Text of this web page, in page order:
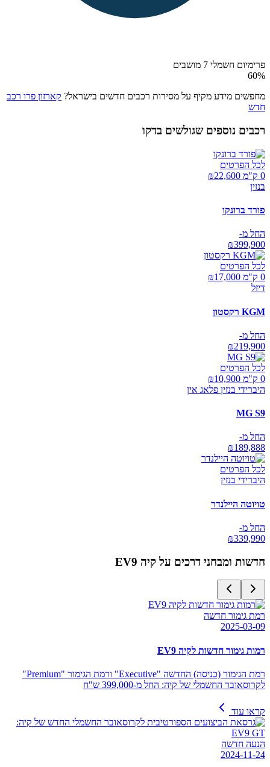
פרימיום חשמלי 7 מושבים
60%
מחפשים מידע מקיף על מסירות רכבים חדשים בישראל? קארזון פרו רכב
חדש
רכבים נוספים שגולשים בדקו
לכל הפרטים
0 ק"מ ₪
22,600
בנזין
פורד ברונקו
החל מ-
₪399,900
לכל הפרטים
0 ק"מ ₪
17,000
דיזל
KGM רקסטון
החל מ-
₪219,900
לכל הפרטים
0 ק"מ ₪
10,900
היברידי בנזין פלאג אין
MG S9
החל מ-
₪189,888
לכל הפרטים
היברידי בנזין
טויוטה היילנדר
החל מ-
₪339,990
חדשות ומבחני דרכים עלקיה EV9
רמת גימור חדשה
2025-03-09
רמות גימור חדשות לקיה EV9
רמת הגימור (כניסה) החדשה "Executive" ורמת הגימור "Premium"
לקרוסאובר החשמלי של קיה: החל מ-399,000 ש"ח
קראו עוד
הנעה חדשה
2024-11-24